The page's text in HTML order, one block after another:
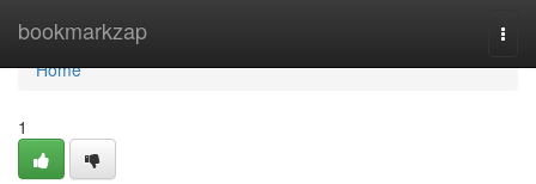
bookmarkzap
Home
Home
1